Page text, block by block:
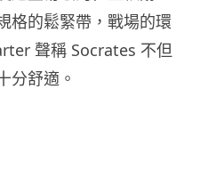
格的鬆緊帶，戰場的環
聲稱 Socrates 不但
分舒適。